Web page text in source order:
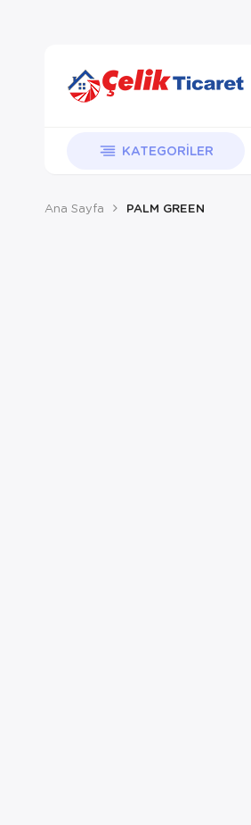
KATEGORILER
Ana Sayfa PALM GREEN